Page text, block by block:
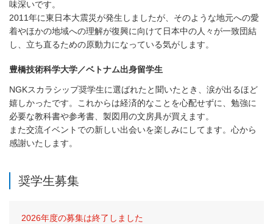
味深いです。
2011年に東日本大震災が発生しましたが、そのような地元への愛
着やほかの地域への理解が復興に向けて日本中の人々が一致団結
し、立ち直るための原動力になっている気がします。
豊橋技術科学大学／ベトナム出身留学生
NGKスカラシップ奨学生に選ばれたと聞いたとき、涙が出るほど
嬉しかったです。これからは経済的なことを心配せずに、勉強に
必要な教科書や参考書、製図用の文房具が買えます。
また交流イベントでの新しい出会いを楽しみにしてます。心から
感謝いたします。
奨学生募集
2026年度の募集は終了しました